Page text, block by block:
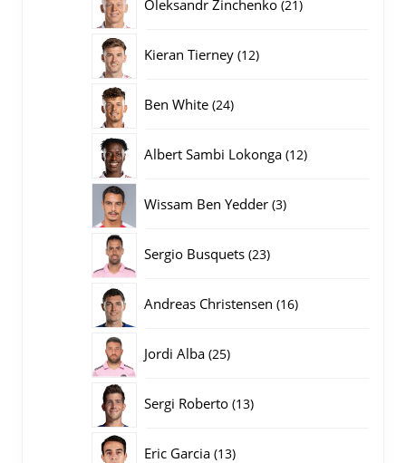
Oleksandr Zinchenko 21
Kieran Tierney 1212
Ben White 2424
Albert Sambi Lokonga 1212
Wissam Ben Yedder 33
Sergio Busquets 2323
Andreas Christensen 1616
Jordi Alba 2525
Sergi Roberto 1313
Eric Garcia 1313